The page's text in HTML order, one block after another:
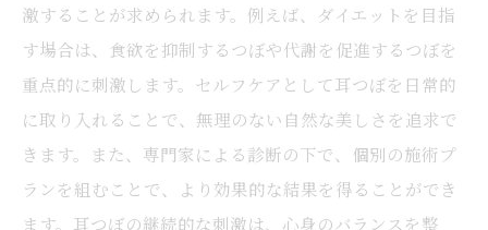
耳つぼを通じた夜のリラクゼーション法
耳つぼと共に過ごす充実した日常生活
耳つぼがもたらすストレスフリーなライフ
スタイル
激することが求められます。例えば、ダイエットを目指
す場合は、食欲を抑制するつぼや代謝を促進するつぼを
重点的に刺激します。セルフケアとして耳つぼを日常的
に取り入れることで、無理のない自然な美しさを追求で
きます。また、専門家による診断の下で、個別の施術プ
ランを組むことで、より効果的な結果を得ることができ
ます。耳つぼの継続的な刺激は、心身のバランスを整